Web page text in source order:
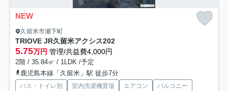
NEW
久留米市瀬下町
TRIOVE JR久留米アクシス202
5.75万円 管理/共益費4,000円
2階 / 35.84㎡ / 1LDK /予定
鹿児島本線「久留米」駅 徒歩7分
バス・トイレ別 室内洗濯機置場 エアコン
バルコニー